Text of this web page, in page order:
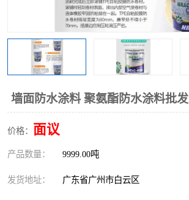
墙面防水涂料 聚氨酯防水涂料批发
价格： 面议
产品数量： 9999.00吨
发货地址： 广东省广州市白云区